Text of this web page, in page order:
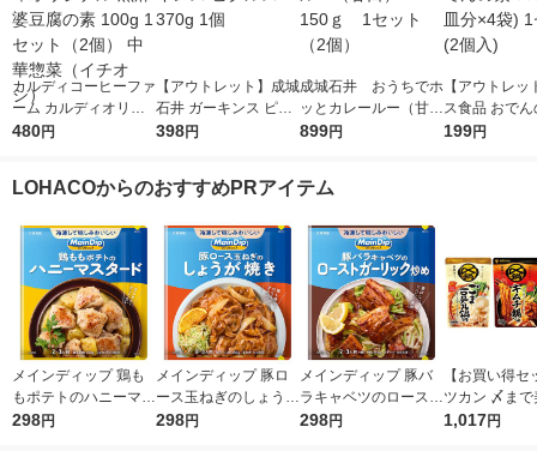
カルディコーヒーファ
ーム カルディオリジ
ナル 黒麻婆豆腐の素
480円
【アウトレット】成城
石井 ガーキンス ピク
ルス 370g 1個
398円
成城石井 おうちでホ
ッとカレールー（甘
口） 150ｇ 1セッ
899円
【アウトレッ
ス食品 おで
2g(6皿分×4袋
199円
LOHACOからのおすすめPRアイテム
メインディップ 鶏も
もポテトのハニーマス
タード 1個（2〜3人
298円
メインディップ 豚ロ
ース玉ねぎのしょうが
焼き 1個（2〜3人前）
298円
メインディップ 豚バ
ラキャベツのロースト
ガーリック炒め 1個
298円
【お買い得セ
ツカン 〆ま
い鍋つゆ3種
1,017円